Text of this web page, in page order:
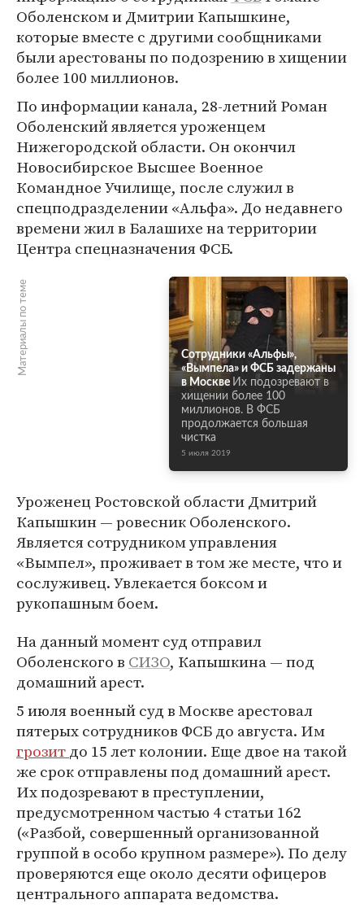
Оболенском и Дмитрии Капышкине,
которые вместе с другими сообщниками
были арестованы по подозрению в хищении
более 100 миллионов.
По информации канала, 28-летний Роман
Оболенский является уроженцем
Нижегородской области. Он окончил
Новосибирское Высшее Военное
Командное Училище, после служил в
спецподразделении «Альфа». До недавнего
времени жил в Балашихе на территории
Центра спецназначения ФСБ.
Материалы по теме
Сотрудники «Альфы»,
«Вымпела» и ФСБ задержаны
в Москве Их подозревают в
хищении более 100
миллионов. В ФСБ
продолжается большая
чистка
5 июля 2019
Уроженец Ростовской области Дмитрий
Капышкин — ровесник Оболенского.
Является сотрудником управления
«Вымпел», проживает в том же месте, что и
сослуживец. Увлекается боксом и
рукопашным боем.
На данный момент суд отправил
Оболенского в СИЗО, Капышкина — под
домашний арест.
5 июля военный суд в Москве арестовал
пятерых сотрудников ФСБ до августа. Им
грозитдо 15 лет колонии. Еще двое на такой
же срок отправлены под домашний арест.
Их подозревают в преступлении,
предусмотренном частью 4 статьи 162
(«Разбой, совершенный организованной
группой в особо крупном размере»). По делу
проверяются еще около десяти офицеров
центрального аппарата ведомства.